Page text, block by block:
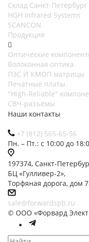
Cклад Санкт-Петербург
HGH Infrared Systems
SCANCON
Продукция
Оптические
Волоконная оптика
ПЗС И КМОП матрицы
Печатные платы
"High-Reliable"
СВЧ-разъёмы
Наши контакты
+7 (812) 565-65-56
Пн. – Пт.: с 10:00 до
197374, Санкт-
БЦ «Гулливер-2»,
Торфяная дорога, дом
sale@forwardspb.ru
© ООО «Форвард